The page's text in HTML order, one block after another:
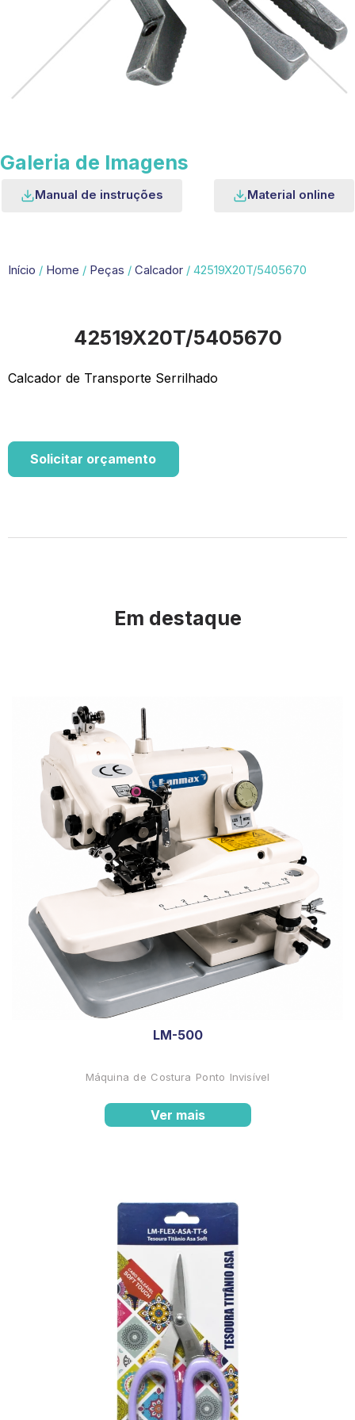
Galeria de Imagens
Manual de instruções Material online
Início / Home / Peças / Calcador / 42519X20T/5405670
42519X20T/5405670
Calcador de Transporte Serrilhado
Solicitar orçamento
Em destaque
LM-500
Máquina de Costura Ponto Invisível
Ver mais